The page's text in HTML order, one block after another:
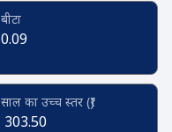
बीटा
0.09
साल का उच्च स्तर (₹)
303.50